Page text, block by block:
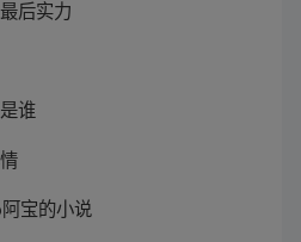
后实力
谁
宝的小说